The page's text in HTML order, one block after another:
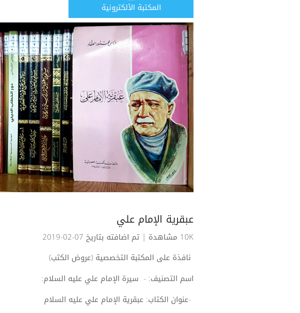
المكتبة الألكترونية
عبقرية الإمام علي
10K مشاهدة
| تم اضافته بتاريخ 07-02-2019
نافذة على المكتبة التخصصية (عروض الكتب)
اسم التصنيف: - سيرة الإمام علي عليه السلام:
-عنوان الكتاب: عبقرية الإمام علي عليه السلام